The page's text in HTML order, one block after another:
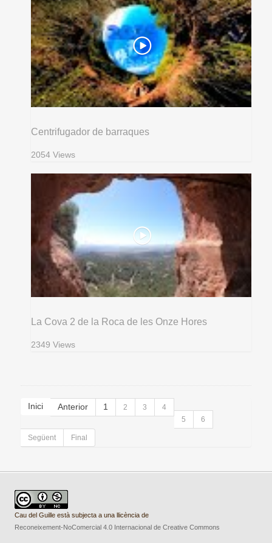
Centrifugador de barraques
2054 Views
La Cova 2 de la Roca de les Onze Hores
2349 Views
Inici Anterior 1 2 3
4
5
6
Següent Final
Cau del Guille està subjecta a una llicència de
Reconeixement-NoComercial 4.0 Internacional de Creative Commons